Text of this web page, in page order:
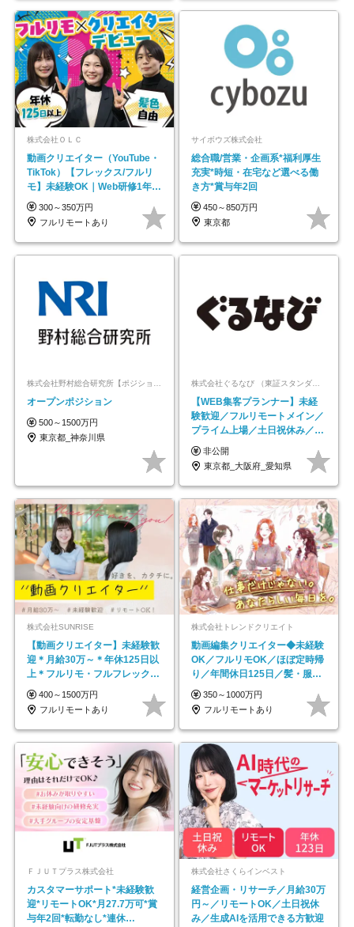
株式会社ＯＬＣ
動画クリエイター（YouTube・
TikTok）【フレックス/フルリ
モ】未経験OK｜Web研修1年間
｜副業OK
300～350万円
フルリモートあり
サイボウズ株式会社
総合職/営業・企画系*福利厚生
充実*時短・在宅など選べる働
き方*賞与年2回
450～850万円
東京都
オープンポジション
500～1500万円
東京都_神奈川県
株式会社ぐるなび （東証スタンダード上場）
【WEB集客プランナー】未経
験歓迎／フルリモートメイン／
プライム上場／土日祝休み／東
京・大阪・名古屋
非公開
東京都_大阪府_愛知県
株式会社SUNRISE
【動画クリエイター】未経験歓
迎＊月給30万～＊年休125日以
上＊フルリモ・フルフレックス
◆10名の採用が決定◆
400～1500万円
フルリモートあり
株式会社トレンドクリエイト
動画編集クリエイター◆未経験
OK／フルリモOK／ほぼ定時帰
り／年間休日125日／髪・服・
ネイル自由／副業OK
350～1000万円
フルリモートあり
ＦＪＵＴプラス株式会社
カスタマーサポート*未経験歓
迎*リモートOK*月27.7万可*賞
与年2回*転勤なし*連休
株式会社さくらインベスト
経営企画・リサーチ／月給30万
円～／リモートOK／土日祝休
み／生成AIを活用できる方歓迎